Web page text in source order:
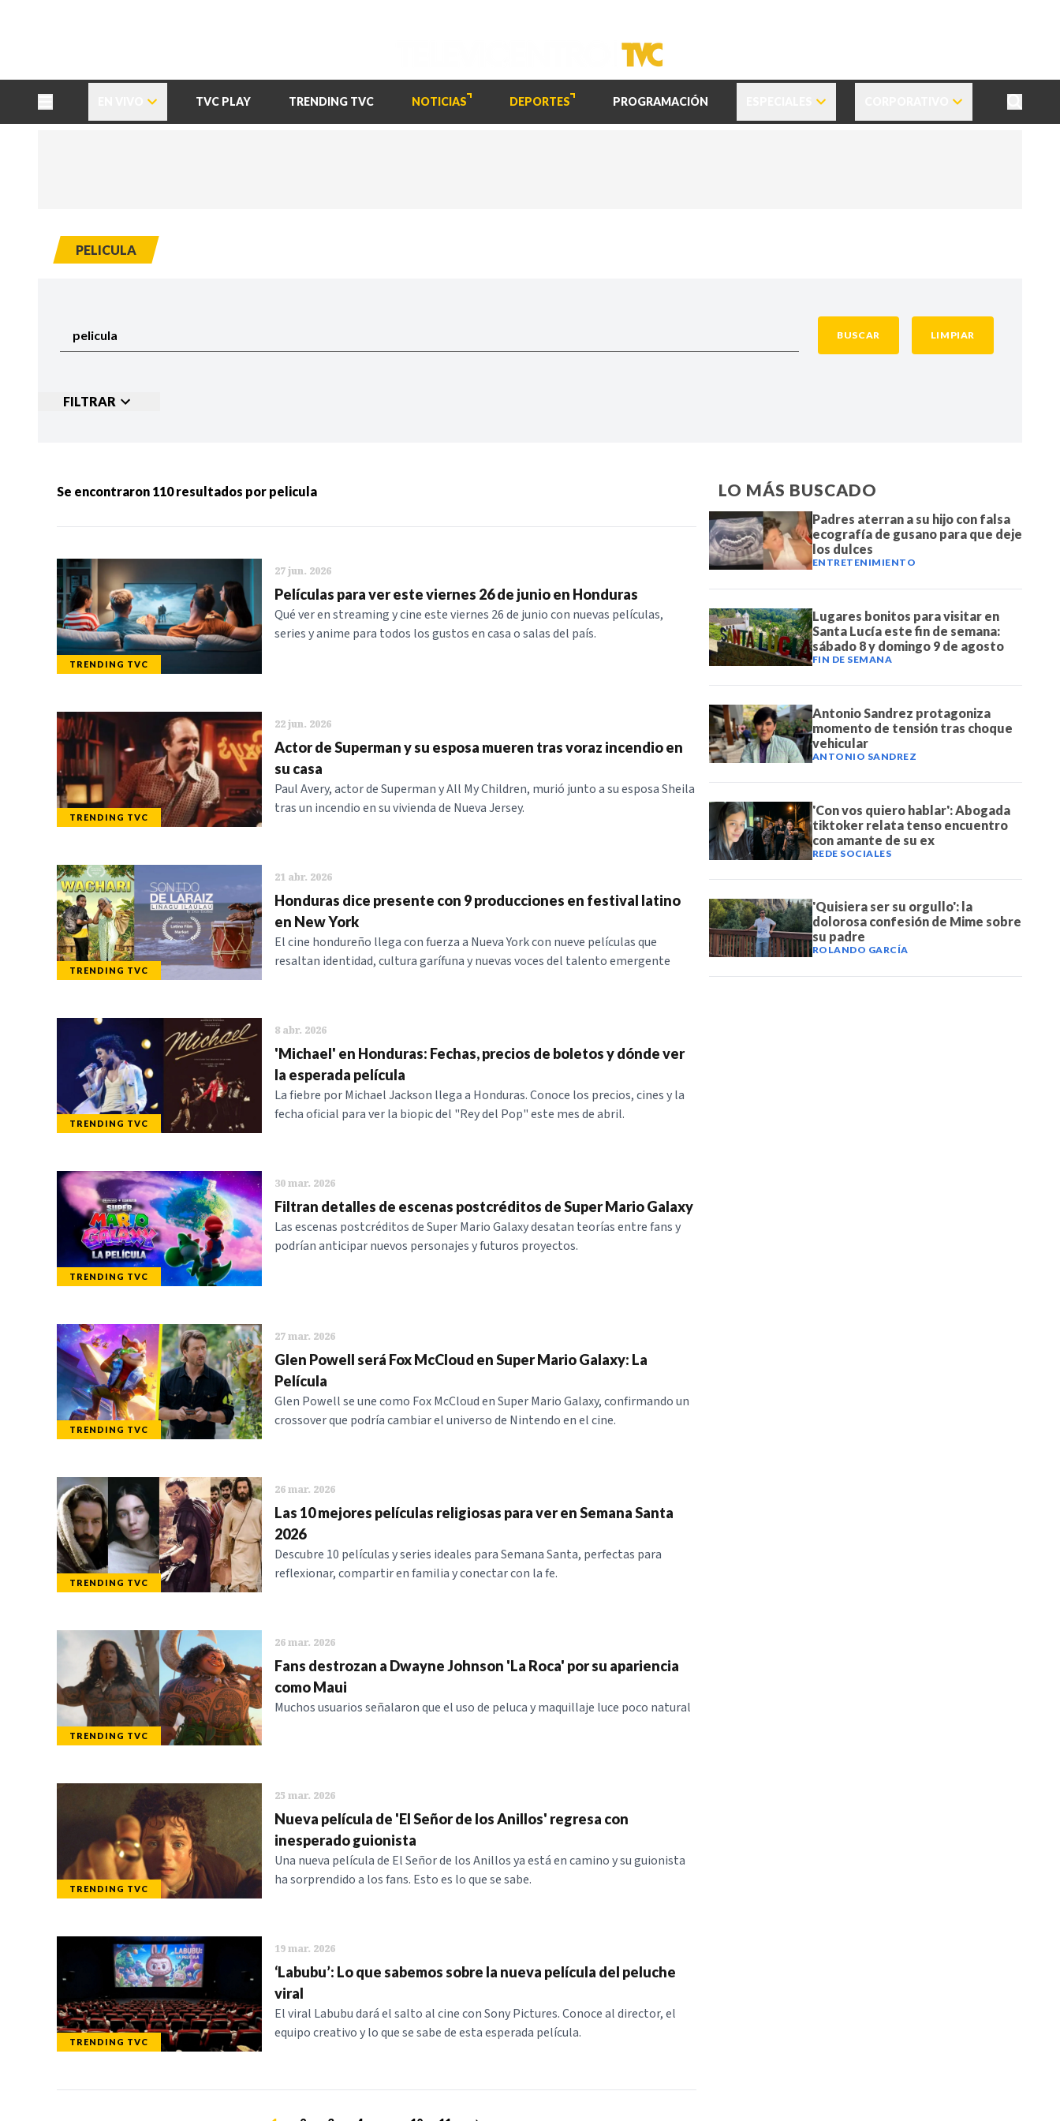
TVC PLAY TRENDING TVC NOTICIAS DEPORTES PROGRAMACIÓN
PELICULA
BUSCAR LIMPIAR
FILTRAR
Categorias: NOTICIAS SERIES
Se encontraron 110 resultados por pelicula
TRENDING TVC
27 jun. 2026
Películas para ver este viernes 26 de junio en Honduras
Qué ver en streaming y cine este viernes 26 de junio con nuevas películas,
series y anime para todos los gustos en casa o salas del país.
TRENDING TVC
22 jun. 2026
Actor de Superman y su esposa mueren tras voraz incendio en
su casa
Paul Avery, actor de Superman y All My Children, murió junto a su esposa Sheila
tras un incendio en su vivienda de Nueva Jersey.
TRENDING TVC
21 abr. 2026
Honduras dice presente con 9 producciones en festival latino
en New York
El cine hondureño llega con fuerza a Nueva York con nueve películas que
resaltan identidad, cultura garífuna y nuevas voces del talento emergente
TRENDING TVC
8 abr. 2026
'Michael' en Honduras: Fechas, precios de boletos y dónde ver
la esperada película
La fiebre por Michael Jackson llega a Honduras. Conoce los precios, cines y la
fecha oficial para ver la biopic del "Rey del Pop" este mes de abril.
TRENDING TVC
30 mar. 2026
Filtran detalles de escenas postcréditos de Super Mario Galaxy
Las escenas postcréditos de Super Mario Galaxy desatan teorías entre fans y
podrían anticipar nuevos personajes y futuros proyectos.
TRENDING TVC
27 mar. 2026
Glen Powell será Fox McCloud en Super Mario Galaxy: La
Película
Glen Powell se une como Fox McCloud en Super Mario Galaxy, confirmando un
crossover que podría cambiar el universo de Nintendo en el cine.
TRENDING TVC
26 mar. 2026
Las 10 mejores películas religiosas para ver en Semana Santa
2026
Descubre 10 películas y series ideales para Semana Santa, perfectas para
reflexionar, compartir en familia y conectar con la fe.
TRENDING TVC
26 mar. 2026
Fans destrozan a Dwayne Johnson 'La Roca' por su apariencia
como Maui
Muchos usuarios señalaron que el uso de peluca y maquillaje luce poco natural
TRENDING TVC
25 mar. 2026
Nueva película de 'El Señor de los Anillos' regresa con
inesperado guionista
Una nueva película de El Señor de los Anillos ya está en camino y su guionista
ha sorprendido a los fans. Esto es lo que se sabe.
TRENDING TVC
19 mar. 2026
‘Labubu’: Lo que sabemos sobre la nueva película del peluche
viral
El viral Labubu dará el salto al cine con Sony Pictures. Conoce al director, el
equipo creativo y lo que se sabe de esta esperada película.
LO MÁS BUSCADO
Padres aterran a su hijo con falsa
ecografía de gusano para que deje
los dulces
ENTRETENIMIENTO
Lugares bonitos para visitar en
Santa Lucía este fin de semana:
sábado 8 y domingo 9 de agosto
FIN DE SEMANA
Antonio Sandrez protagoniza
momento de tensión tras choque
vehicular
ANTONIO SANDREZ
'Con vos quiero hablar': Abogada
tiktoker relata tenso encuentro
con amante de su ex
REDE SOCIALES
'Quisiera ser su orgullo': la
dolorosa confesión de Mime sobre
su padre
ROLANDO GARCÍA